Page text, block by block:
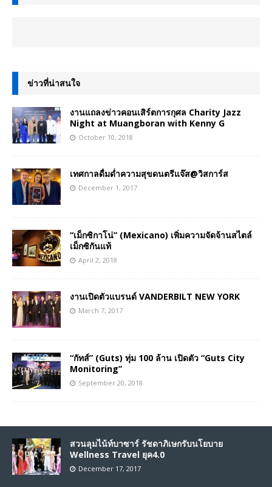
ข่าวที่น่าสนใจ
งานแถลงข่าวคอนเสิร์ตการกุศล Charity Jazz
Night at Muangboran with Kenny G
October 10, 2018
เทศกาลดื่มด่ำความสุขดนตรีแจ๊ส@วิสการ์ส
December 1, 2017
“เม็กซิกาโน่” (Mexicano) เพิ่มความจัดจ้านสไตล์
เม็กซิกันแท้
April 2, 2018
งานเปิดตัวแบรนด์ VANDERBILT NEW YORK
March 7, 2017
“กัทส์” (Guts) ทุ่ม 100 ล้าน เปิดตัว “Guts City
Monitoring”
September 20, 2018
สวนลุมไน้ท์บาซาร์ รัชดาภิเษกรับนโยบาย
Wellness Travel ยุค4.0
December 17, 2017